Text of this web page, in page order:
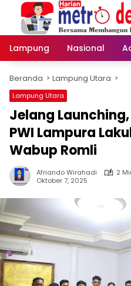
Langsung
konten
Lampung
Nasional
Beranda Lampung Utara
Lampung Utara
Jelang Launching,
PWI Lampura
Wabup Romli
Afriando Wirahadi
2
Oktober 7, 2025